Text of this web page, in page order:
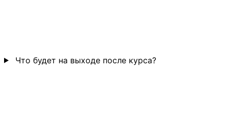
Что будет на выходе после курса?